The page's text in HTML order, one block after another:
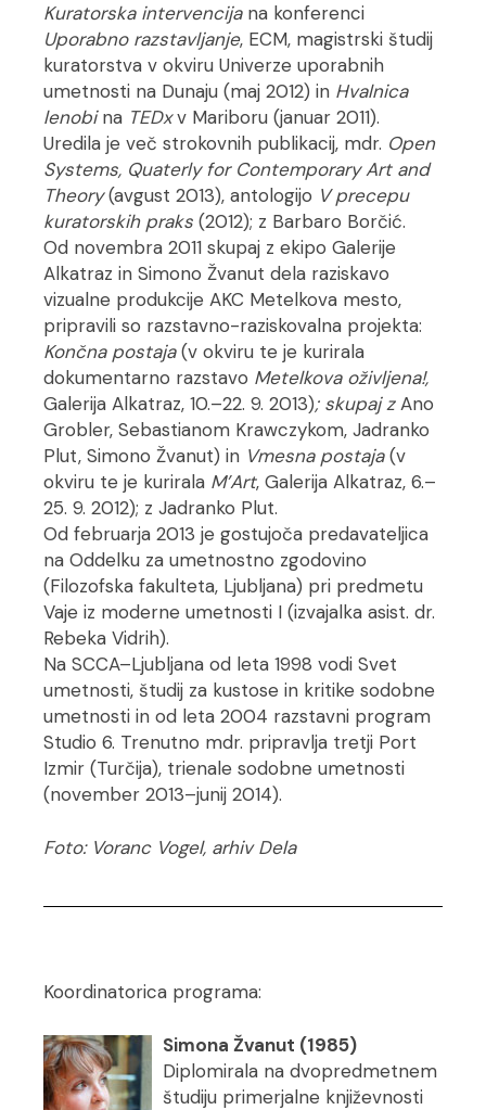
Kuratorska intervencijana konferenci
Uporabno razstavljanje, ECM, magistrski študij
kuratorstva v okviru Univerze uporabnih
umetnosti na Dunaju (maj 2012) in Hvalnica
lenobina TEDxv Mariboru (januar 2011).
Uredila je več strokovnih publikacij, mdr. Open
Systems, Quaterly for Contemporary Art and
Theory(avgust 2013), antologijo V precepu
kuratorskih praks (2012); z Barbaro Borčić.
Od novembra 2011 skupaj z ekipo Galerije
Alkatraz in Simono Žvanut dela raziskavo
vizualne produkcije AKC Metelkova mesto,
pripravili so razstavno-raziskovalna projekta:
Končna postaja(v okviru te je kurirala
dokumentarno razstavo Metelkova oživljena!,
Galerija Alkatraz, 10.–22. 9. 2013); skupaj zAno
Grobler, Sebastianom Krawczykom, Jadranko
Plut, Simono Žvanut) in Vmesna postaja(v
okviru te je kurirala M’Art, Galerija Alkatraz, 6.–
25. 9. 2012); z Jadranko Plut.
Od februarja 2013 je gostujoča predavateljica
na Oddelku za umetnostno zgodovino
(Filozofska fakulteta, Ljubljana) pri predmetu
Vaje iz moderne umetnosti I (izvajalka asist. dr.
Rebeka Vidrih).
Na SCCA–Ljubljana od leta 1998 vodi Svet
umetnosti, študij za kustose in kritike sodobne
umetnosti in od leta 2004 razstavni program
Studio 6. Trenutno mdr. pripravlja tretji Port
Izmir (Turčija), trienale sodobne umetnosti
(november 2013–junij 2014).
Foto: Voranc Vogel, arhiv Dela
Koordinatorica programa:
Simona Žvanut (1985)
Diplomirala na dvopredmetnem
študiju primerjalne književnosti